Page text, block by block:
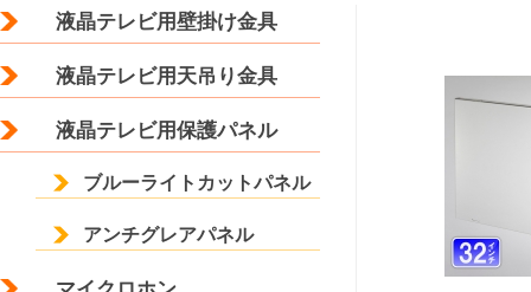
液晶テレビ用壁掛け金具
液晶テレビ用天吊り金具
液晶テレビ用保護パネル
ブルーライトカットパネル
アンチグレアパネル